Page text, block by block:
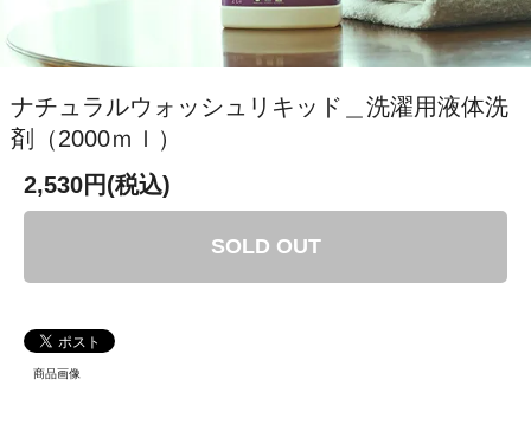
ナチュラルウォッシュリキッド＿洗濯用液体洗
剤（2000ｍｌ）
2,530円(税込)
SOLD OUT
商品画像